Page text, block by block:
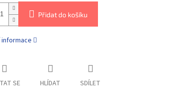
Přidat do košíku
informace
SE HLÍDAT SDÍLET